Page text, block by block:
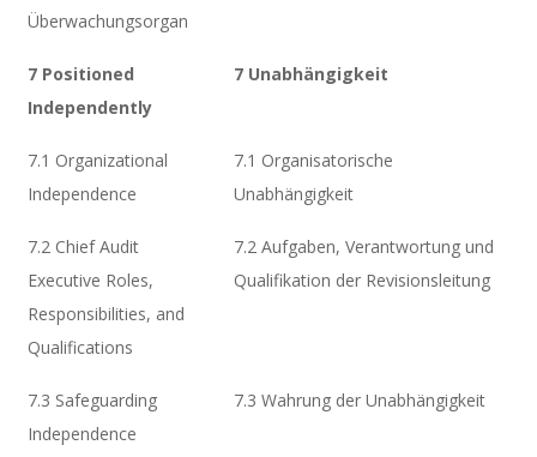
Überwachungsorgan
7 Positioned
Independently
7 Unabhängigkeit
7.1 Organizational
Independence
7.1 Organisatorische
Unabhängigkeit
7.2 Chief Audit
Executive Roles,
Responsibilities, and
Qualifications
7.2 Aufgaben, Verantwortung und
Qualifikation der Revisionsleitung
7.3 Safeguarding
Independence
7.3 Wahrung der Unabhängigkeit